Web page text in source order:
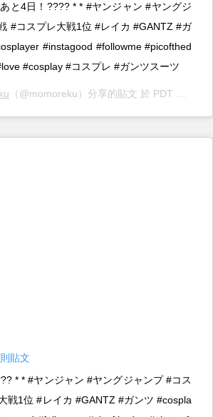
と4日！???? * * #ヤンジャン #ヤングジ
#コスプレ大戦1位 #レイカ #GANTZ #ガ
#instagood #followme #picofthed
#cosplay #コスプレ #ガンツスーツ
（@momoreku）分享的貼文 於 PDT 2019 年 7月 月 6 日 下午 10:09 張貼
貼文
* * #ヤンジャン #ヤングジャンプ #コス
戦1位 #レイカ #GANTZ #ガンツ #cospla